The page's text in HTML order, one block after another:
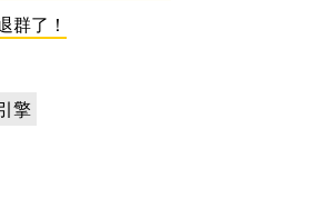
群了！
擎